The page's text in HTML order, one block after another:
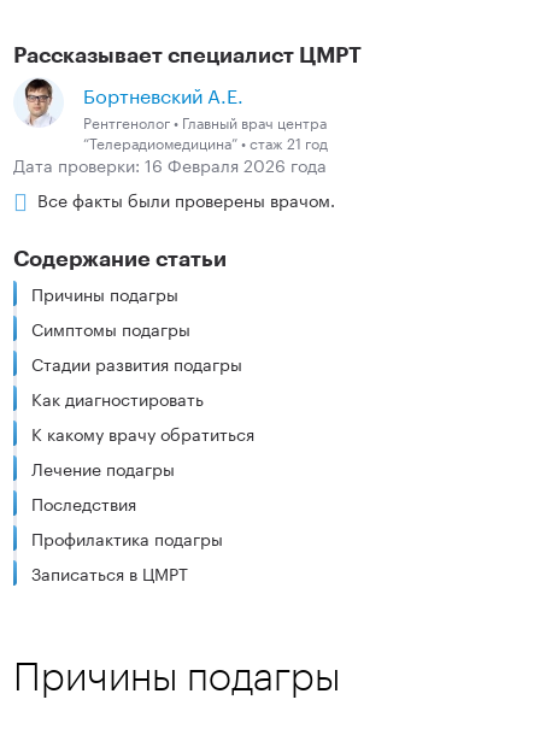
Рассказывает специалист ЦМРТ
Бортневский А.Е.
Рентгенолог • Главный врач центра
“Телерадиомедицина” • стаж 21 год
Дата проверки: 16 Февраля 2026 года
Все факты были проверены врачом.
Содержание статьи
Причины подагры
Симптомы подагры
Стадии развития подагры
Как диагностировать
К какому врачу обратиться
Лечение подагры
Последствия
Профилактика подагры
Записаться в ЦМРТ
Причины подагры